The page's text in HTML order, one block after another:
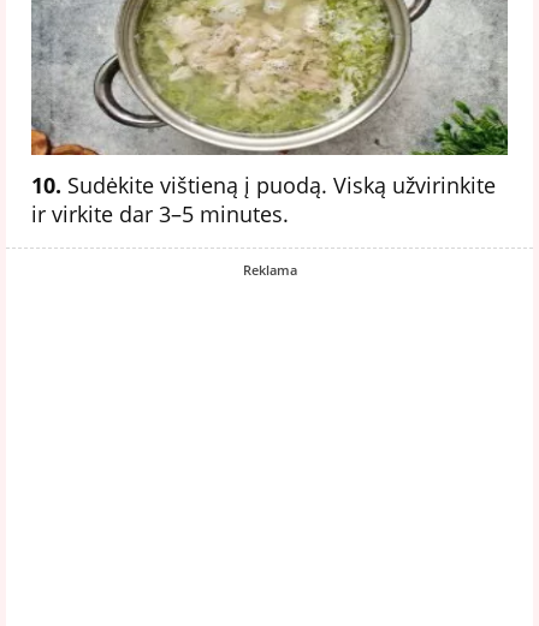
10. Sudėkite vištieną į puodą. Viską užvirinkite
ir virkite dar 3–5 minutes.
Reklama